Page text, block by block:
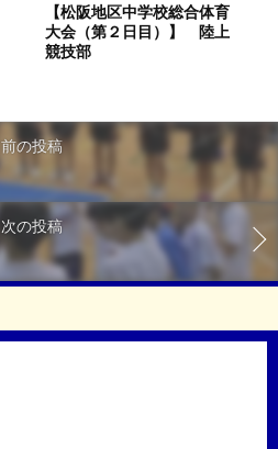
【松阪地区中学校総合体育
大会（第２日目）】 陸上
競技部
前の投稿
次の投稿